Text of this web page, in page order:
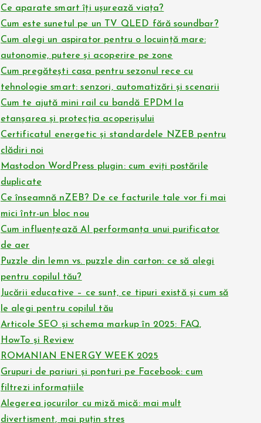
Ce aparate smart îți ușurează viața?
Cum este sunetul pe un TV QLED fără soundbar?
Cum alegi un aspirator pentru o locuință mare:
autonomie, putere și acoperire pe zone
Cum pregătești casa pentru sezonul rece cu
tehnologie smart: senzori, automatizări și scenarii
Cum te ajută mini rail cu bandă EPDM la
etanșarea și protecția acoperișului
Certificatul energetic și standardele NZEB pentru
clădiri noi
Mastodon WordPress plugin: cum eviți postările
duplicate
Ce înseamnă nZEB? De ce facturile tale vor fi mai
mici într-un bloc nou
Cum influențează AI performanța unui purificator
de aer
Puzzle din lemn vs. puzzle din carton: ce să alegi
pentru copilul tău?
Jucării educative – ce sunt, ce tipuri există și cum să
le alegi pentru copilul tău
Articole SEO și schema markup în 2025: FAQ,
HowTo și Review
ROMANIAN ENERGY WEEK 2025
Grupuri de pariuri și ponturi pe Facebook: cum
filtrezi informațiile
Alegerea jocurilor cu miză mică: mai mult
divertisment, mai puțin stres